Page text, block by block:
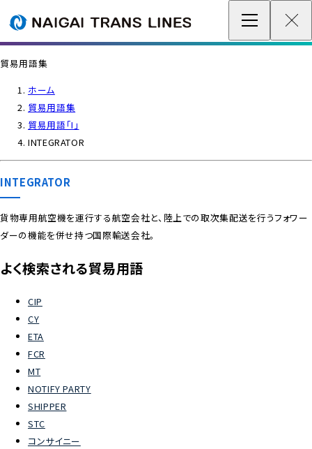
サステナビリティ
ENGLISH
企業情報 / グローバルネットワーク
各種情報
貿易用語集
ホーム
貿易用語集
貿易用語「I」
INTEGRATOR
INTEGRATOR
貨物専用航空機を運行する航空会社と、陸上での取次集配送を行うフォワー
ダーの機能を併せ持つ国際輸送会社。
よく検索される貿易用語
CIP
CY
ETA
FCR
MT
NOTIFY PARTY
SHIPPER
STC
コンサイニー